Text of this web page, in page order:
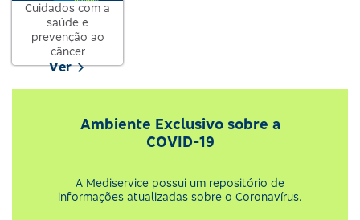
Cuidados com a
saúde e
prevenção ao
câncer
Ver
Ambiente Exclusivo sobre a
COVID-19
A Mediservice possui um repositório de
informações atualizadas sobre o Coronavírus.